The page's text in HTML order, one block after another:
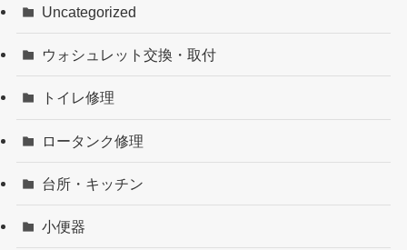
Uncategorized
ウォシュレット交換・取付
トイレ修理
ロータンク修理
台所・キッチン
小便器